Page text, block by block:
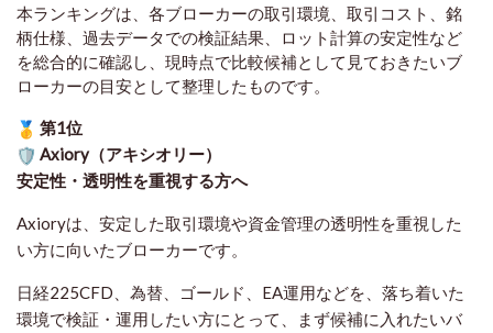
本ランキングは、各ブローカーの取引環境、取引コスト、銘
柄仕様、過去データでの検証結果、ロット計算の安定性など
を総合的に確認し、現時点で比較候補として見ておきたいブ
ローカーの目安として整理したものです。
第1位
Axiory（アキシオリー）
安定性・透明性を重視する方へ
Axioryは、安定した取引環境や資金管理の透明性を重視した
い方に向いたブローカーです。
日経225CFD、為替、ゴールド、EA運用などを、落ち着いた
環境で検証・運用したい方にとって、まず候補に入れたいバ